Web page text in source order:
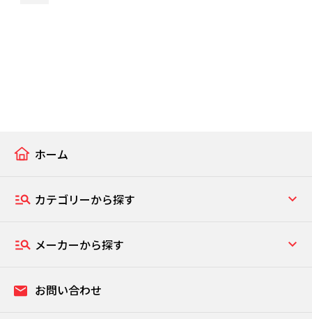
ホーム
カテゴリーから探す
メーカーから探す
お問い合わせ